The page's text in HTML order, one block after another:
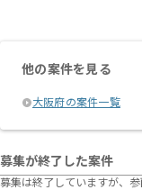
他の案件を見る
大阪府の案件一覧
募集が終了した案件
募集は終了していますが、